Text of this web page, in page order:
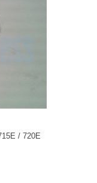
/ 720E